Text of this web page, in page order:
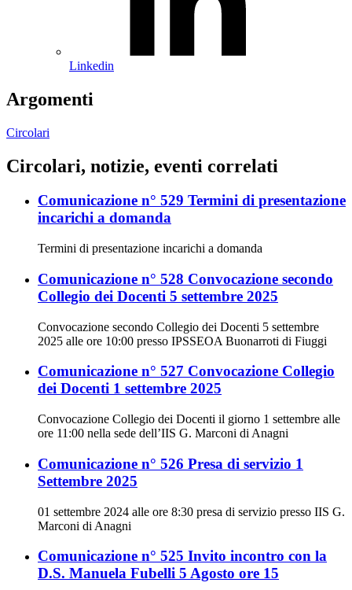
Linkedin
Argomenti
Circolari
Circolari, notizie, eventi correlati
Comunicazione n° 529 Termini di presentazione
incarichi a domanda
Termini di presentazione incarichi a domanda
Comunicazione n° 528 Convocazione secondo
Collegio dei Docenti 5 settembre 2025
Convocazione secondo Collegio dei Docenti 5 settembre
2025 alle ore 10:00 presso IPSSEOA Buonarroti di Fiuggi
Comunicazione n° 527 Convocazione Collegio
dei Docenti 1 settembre 2025
Convocazione Collegio dei Docenti il giorno 1 settembre alle
ore 11:00 nella sede dell’IIS G. Marconi di Anagni
Comunicazione n° 526 Presa di servizio 1
Settembre 2025
01 settembre 2024 alle ore 8:30 presa di servizio presso IIS G.
Marconi di Anagni
Comunicazione n° 525 Invito incontro con la
D.S. Manuela Fubelli 5 Agosto ore 15